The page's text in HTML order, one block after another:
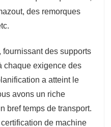
des remorques
fournissant des supports
chaque exigence des
a atteint le
avons un riche
bref temps de transport.
de machine